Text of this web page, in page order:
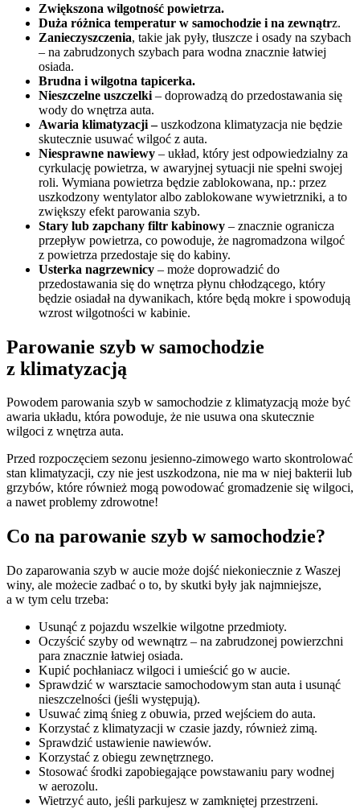
Zwiększona wilgotność powietrza.
Duża różnica temperatur w samochodzie i na zewnątrz.
Zanieczyszczenia, takie jak pyły, tłuszcze i osady na szybach
– na zabrudzonych szybach para wodna znacznie łatwiej
osiada.
Brudna i wilgotna tapicerka.
Nieszczelne uszczelki – doprowadzą do przedostawania się
wody do wnętrza auta.
Awaria klimatyzacji –uszkodzona klimatyzacja nie będzie
skutecznie usuwać wilgoć z auta.
Niesprawne nawiewy – układ, który jest odpowiedzialny za
cyrkulację powietrza, w awaryjnej sytuacji nie spełni swojej
roli. Wymiana powietrza będzie zablokowana, np.: przez
uszkodzony wentylator albo zablokowane wywietrzniki, a to
zwiększy efekt parowania szyb.
Stary lub zapchany filtr kabinowy – znacznie ogranicza
przepływ powietrza, co powoduje, że nagromadzona wilgoć
z powietrza przedostaje się do kabiny.
Usterka nagrzewnicy – może doprowadzić do
przedostawania się do wnętrza płynu chłodzącego, który
będzie osiadał na dywanikach, które będą mokre i spowodują
wzrost wilgotności w kabinie.
Parowanie szyb w samochodzie
z klimatyzacją
Powodem parowania szyb w samochodzie z klimatyzacją może być
awaria układu, która powoduje, że nie usuwa ona skutecznie
wilgoci z wnętrza auta.
Przed rozpoczęciem sezonu jesienno-zimowego warto skontrolować
stan klimatyzacji, czy nie jest uszkodzona, nie ma w niej bakterii lub
grzybów, które również mogą powodować gromadzenie się wilgoci,
a nawet problemy zdrowotne!
Co na parowanie szyb w samochodzie?
Do zaparowania szyb w aucie może dojść niekoniecznie z Waszej
winy, ale możecie zadbać o to, by skutki były jak najmniejsze,
a w tym celu trzeba:
Usunąć z pojazdu wszelkie wilgotne przedmioty.
Oczyścić szyby od wewnątrz – na zabrudzonej powierzchni
para znacznie łatwiej osiada.
Kupić pochłaniacz wilgoci i umieścić go w aucie.
Sprawdzić w warsztacie samochodowym stan auta i usunąć
nieszczelności (jeśli występują).
Usuwać zimą śnieg z obuwia, przed wejściem do auta.
Korzystać z klimatyzacji w czasie jazdy, również zimą.
Sprawdzić ustawienie nawiewów.
Korzystać z obiegu zewnętrznego.
Stosować środki zapobiegające powstawaniu pary wodnej
w aerozolu.
Wietrzyć auto, jeśli parkujesz w zamkniętej przestrzeni.